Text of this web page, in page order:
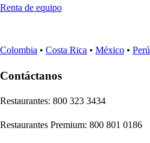
Renta de equipo
Colombia • Costa Rica • México • Perú
Contáctanos
Restaurantes: 800 323 3434
Restaurantes Premium: 800 801 0186